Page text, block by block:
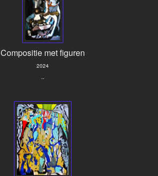
Compositie met figuren
2024
..